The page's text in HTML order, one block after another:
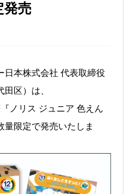
発売
日本株式会社 代表取締役
区）は、
ノリス ジュニア 色えん
量限定で発売いたしま